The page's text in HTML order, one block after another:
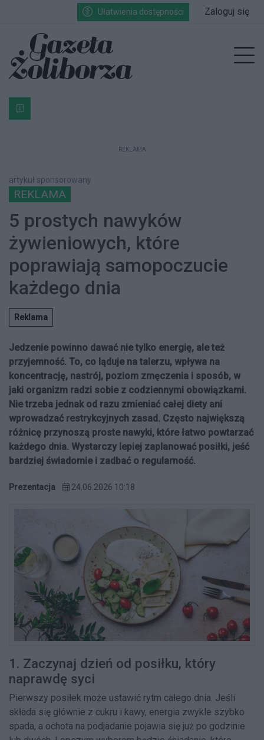
Przejdź do głównych treści
Przejdź do wyszukiwarki
Przejdź do głównego menuUłatwienia dostępności Zaloguj się
Bardzo ważna informacja dla podatników posiadających
REKLAMA
artykuł sponsorowany
REKLAMA
5 prostych nawyków
żywieniowych, które
poprawiają samopoczucie
każdego dnia
Reklama
Jedzenie powinno dawać nie tylko energię, ale też
przyjemność. To, co ląduje na talerzu, wpływa na
koncentrację, nastrój, poziom zmęczenia i sposób, w
jaki organizm radzi sobie z codziennymi obowiązkami.
Nie trzeba jednak od razu zmieniać całej diety ani
wprowadzać restrykcyjnych zasad. Często największą
różnicę przynoszą proste nawyki, które łatwo powtarzać
każdego dnia. Wystarczy lepiej zaplanować posiłki, jeść
bardziej świadomie i zadbać o regularność.
Prezentacja 24.06.2026 10:18
1. Zaczynaj dzień od posiłku, który
naprawdę syci
Pierwszy posiłek może ustawić rytm całego dnia. Jeśli
składa się głównie z cukru i kawy, energia zwykle szybko
spada, a ochota na podjadanie pojawia się już po godzinie